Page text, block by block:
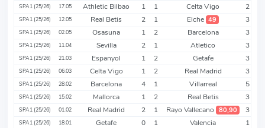
SPA1 (25/26) 17.05 Athletic Bilbao 1 1 Celta Vigo 2
SPA1 (25/26) 12.05 Real Betis 2 1 Elche 49 3
SPA1 (25/26) 02.05 Osasuna 1 2 Barcelona 3
SPA1 (25/26) 11.04 Sevilla 2 1 Atletico 3
SPA1 (25/26) 21.03 Espanyol 1 2 Getafe 3
SPA1 (25/26) 06.03 Celta Vigo 1 2 Real Madrid 3
SPA1 (25/26) 28.02 Barcelona 4 1 Villarreal 5
SPA1 (25/26) 15.02 Mallorca 1 2 Real Betis 3
SPA1 (25/26) 01.02 Real Madrid 2 1 Rayo Vallecano 80,90 3
SPA1 (25/26) 18.01 Getafe 0 1 Valencia 1